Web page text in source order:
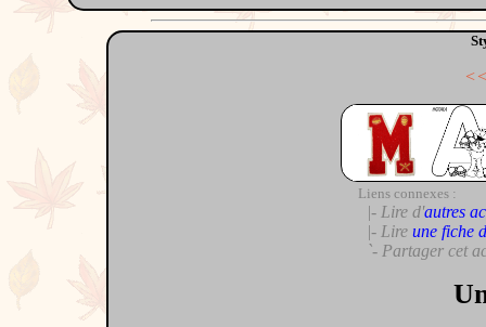
Liens connexes :
|- Lire d'autres
|- Lire une fiche
`- Partager cet